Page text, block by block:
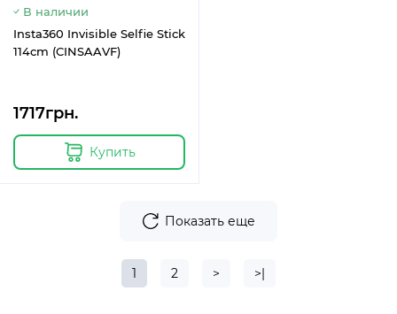
В наличии
Insta360 Invisible Selfie Stick
114cm (CINSAAVF)
1717грн.
Купить
Показать еще
1 2 > >|